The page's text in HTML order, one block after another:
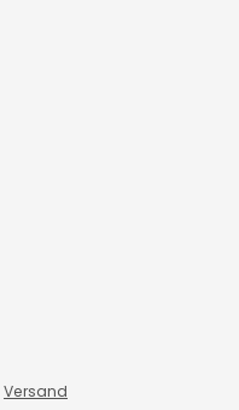
Versand